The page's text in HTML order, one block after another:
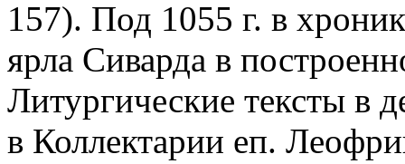
157). Под 1055 г. в
ярла Сиварда в
Литургические тексты в
в Коллектарии еп.